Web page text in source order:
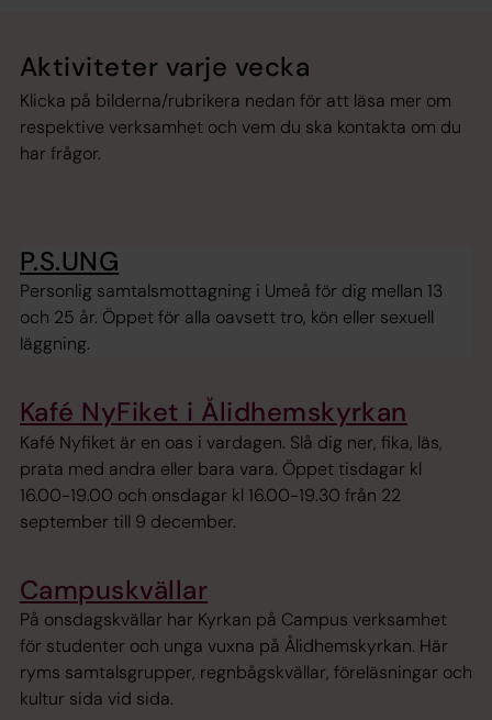
Aktiviteter varje vecka
Klicka på bilderna/rubrikera nedan för att läsa mer om
respektive verksamhet och vem du ska kontakta om du
har frågor.
P.S.UNG
Personlig samtalsmottagning i Umeå för dig mellan 13
och 25 år. Öppet för alla oavsett tro, kön eller sexuell
läggning.
Kafé NyFiket i Ålidhemskyrkan
Kafé Nyfiket är en oas i vardagen. Slå dig ner, fika, läs,
prata med andra eller bara vara. Öppet tisdagar kl
16.00-19.00 och onsdagar kl 16.00-19.30 från 22
september till 9 december.
Campuskvällar
På onsdagskvällar har Kyrkan på Campus verksamhet
för studenter och unga vuxna på Ålidhemskyrkan. Här
ryms samtalsgrupper, regnbågskvällar, föreläsningar och
kultur sida vid sida.